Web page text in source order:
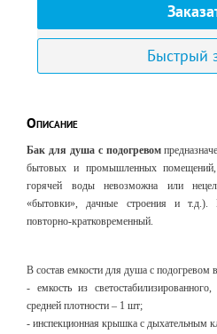
Быстрый
Описание
Бак для душа с подогревом
бытовых и промышленных помещений,
горячей воды невозможна или
«бытовки», дачные строения и
повторно-кратковременный.
В состав емкости для душа с подогревом
- емкость из
средней плотности – 1 шт;
- инспекционная крышка с дыхательным